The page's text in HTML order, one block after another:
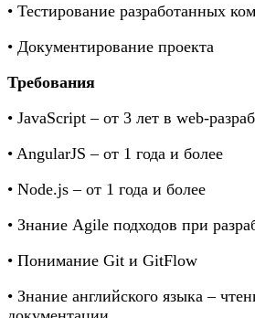
• Тестирование разработанных
• Документирование проекта
Требования
• JavaScript – от 3 лет в web-
• AngularJS – от 1 года и более
• Node.js – от 1 года и более
• Знание Agile подходов при
• Понимание Git и GitFlow
• Знание английского языка –